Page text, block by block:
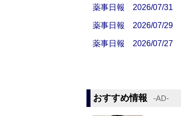
薬事日報 2026/07/31
薬事日報 2026/07/29
薬事日報 2026/07/27
おすすめ情報 ‐AD‐